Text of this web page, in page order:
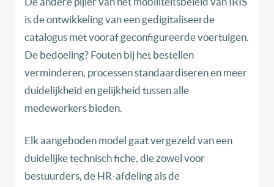
is de ontwikkeling van een gedigitaliseerde
catalogus met vooraf geconfigureerde voertuigen.
De bedoeling? Fouten bij het bestellen
verminderen, processen standaardiseren en meer
duidelijkheid en gelijkheid tussen alle
medewerkers bieden.
Elk aangeboden model gaat vergezeld van een
duidelijke technisch fiche, die zowel voor
bestuurders, de HR-afdeling als de